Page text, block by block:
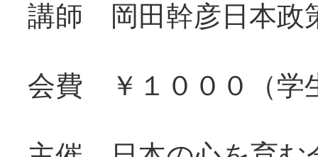
講師 岡田幹彦日本政
会費 ￥１０００（学